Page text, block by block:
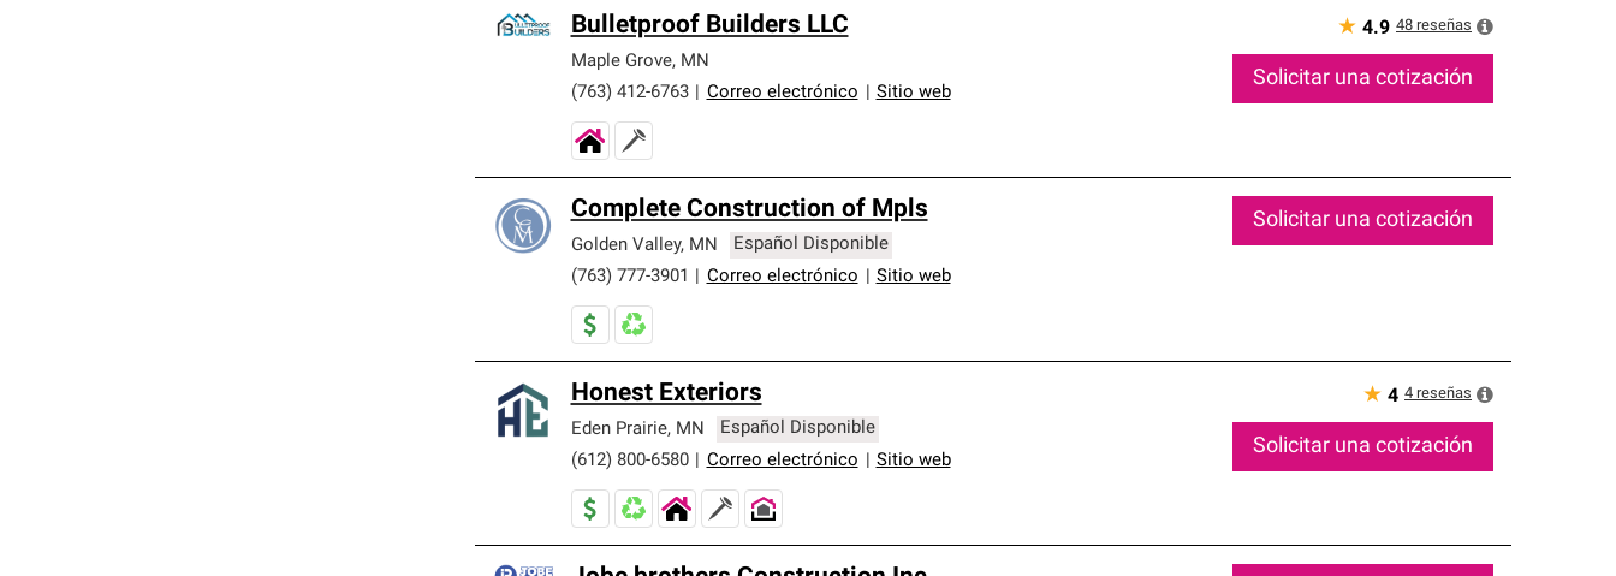
Bulletproof Builders LLC
Maple Grove, MN
(763) 412-6763
Correo electrónico Sitio web
★ 4.9 48 reseñas
Solicitar una cotización
Complete Construction of Mpls
Golden Valley, MN
Español Disponible
(763) 777-3901
Correo electrónico Sitio web
Solicitar una cotización
Honest Exteriors
Eden Prairie, MN
Español Disponible
(612) 800-6580
Correo electrónico Sitio web
★ 4 4 reseñas
Solicitar una cotización